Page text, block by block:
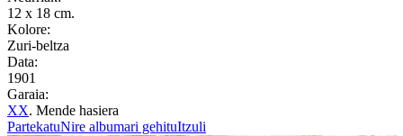
12 x 18 cm.
Kolore:
Zuri-beltza
Data:
1901
Garaia:
XX. Mende hasiera
PartekatuNire albumari gehituItzuli